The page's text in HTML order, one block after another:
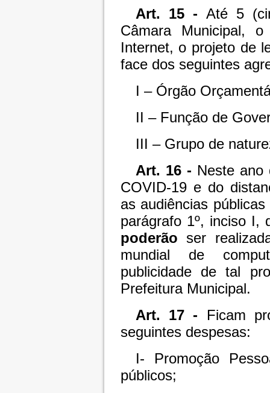
Art. 15 - Até 5
Câmara Municipal,
Internet, o projeto de
face dos seguintes
I – Órgão
II – Função de
III – Grupo de
Art. 16 - Neste ano
COVID-19 e do
as audiências
parágrafo 1º, inciso I,
poderão ser
mundial de
publicidade de tal
Prefeitura Municipal.
Art. 17 - Ficam
seguintes despesas:
I- Promoção
públicos;